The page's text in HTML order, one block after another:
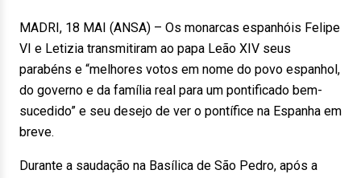
MADRI, 18 MAI (ANSA) – Os monarcas espanhóis Felipe
VI e Letizia transmitiram ao papa Leão XIV seus
parabéns e “melhores votos em nome do povo espanhol,
do governo e da família real para um pontificado bem-
sucedido” e seu desejo de ver o pontífice na Espanha em
breve.
Durante a saudação na Basílica de São Pedro, após a